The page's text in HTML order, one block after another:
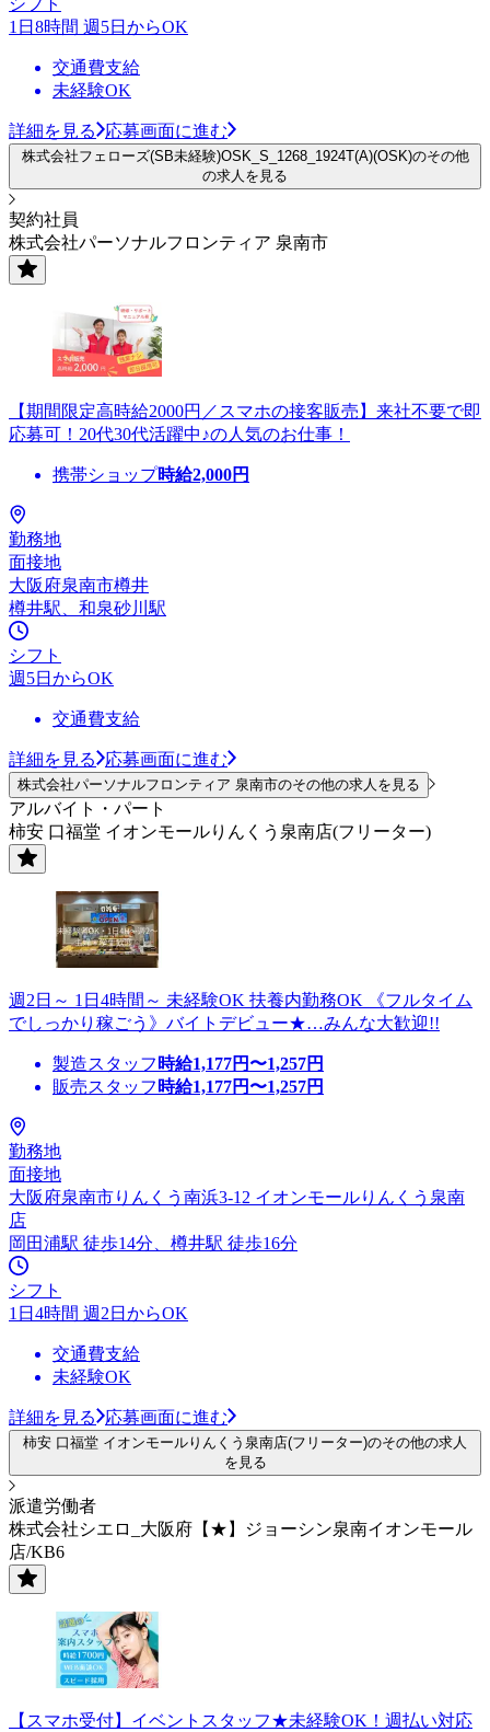
1日8時間 週5日からOK
交通費支給
未経験OK
詳細を見る 応募画面に進む
株式会社フェローズ(SB未経験)OSK_S_1268_1924T(A)(OSK)のその他
の求人を見る
契約社員
株式会社パーソナルフロンティア 泉南市
【期間限定高時給2000円／スマホの接客販売】来社不要で即
応募可！20代30代活躍中♪の人気のお仕事！
携帯ショップ時給2,000円
勤務地
面接地
大阪府泉南市樽井
樽井駅、和泉砂川駅
シフト
週5日からOK
交通費支給
詳細を見る 応募画面に進む
株式会社パーソナルフロンティア 泉南市のその他の求人を見る
アルバイト・パート
柿安 口福堂 イオンモールりんくう泉南店(フリーター)
週2日～ 1日4時間～ 未経験OK 扶養内勤務OK 《フルタイム
でしっかり稼ごう》バイトデビュー★…みんな大歓迎!!
製造スタッフ 時給1,177円〜1,257円
販売スタッフ 時給1,177円〜1,257円
勤務地
面接地
大阪府泉南市りんくう南浜3-12 イオンモールりんくう泉南
店
岡田浦駅 徒歩14分、樽井駅 徒歩16分
シフト
1日4時間 週2日からOK
交通費支給
未経験OK
詳細を見る 応募画面に進む
柿安 口福堂 イオンモールりんくう泉南店(フリーター)のその他の求人
を見る
派遣労働者
株式会社シエロ_大阪府【★】ジョーシン泉南イオンモール
店/KB6
【スマホ受付】イベントスタッフ★未経験OK！週払い対応